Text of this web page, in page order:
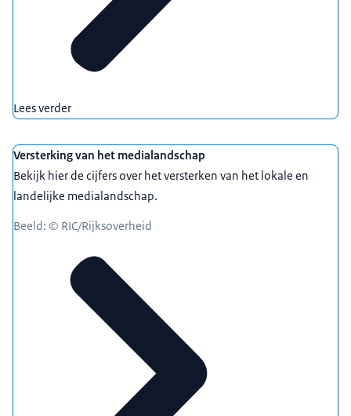
Lees verder
Versterking van het medialandschap
Bekijk hier de cijfers over het versterken van het lokale en
landelijke medialandschap.
Beeld: © RIC/Rijksoverheid